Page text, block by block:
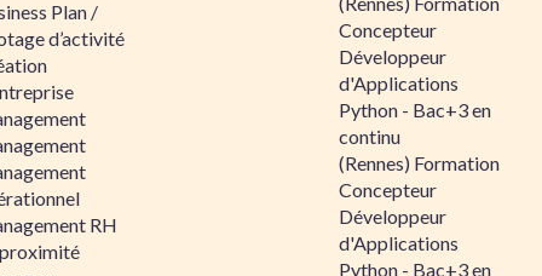
Plan /
d’activité
RH
Concepteur
Développeur
d'Applications
Python - Bac+3 en
continu
(Rennes) Formation
Concepteur
Développeur
d'Applications
Python - Bac+3 en